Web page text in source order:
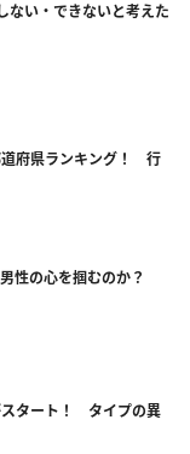
ない・できないと考えた
道府県ランキング！ 行
性の心を掴むのか？
タート！ タイプの異